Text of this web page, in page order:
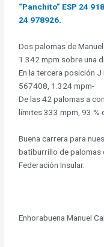
“Panchito” ESP 24
24 978926.
Dos palomas de
1.342 mpm sobre una
En la tercera posición J
567408, 1.324 mpm-
De las 42 palomas a
límites 333 mpm, 93 %
Buena carrera para
batiburrillo de palomas
Federación Insular.
Enhorabuena Manuel